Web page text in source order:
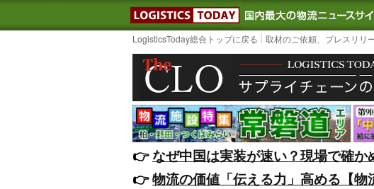
LOGISTICS TODAY｜国
LogisticsToday総合トップに戻る 取材のご依頼、プレスリリ
👉️なぜ中国は実装が速い？現場で確
👉️物流の価値「伝える力」高める【